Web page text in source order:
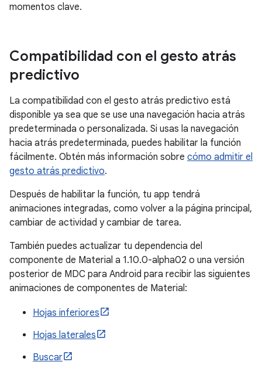
momentos clave.
Compatibilidad con el gesto atrás
predictivo
La compatibilidad con el gesto atrás predictivo está
disponible ya sea que se use una navegación hacia atrás
predeterminada o personalizada. Si usas la navegación
hacia atrás predeterminada, puedes habilitar la función
fácilmente. Obtén más información sobre cómo admitir el
gesto atrás predictivo.
Después de habilitar la función, tu app tendrá
animaciones integradas, como volver a la página principal,
cambiar de actividad y cambiar de tarea.
También puedes actualizar tu dependencia del
componente de Material a 1.10.0-alpha02 o una versión
posterior de MDC para Android para recibir las siguientes
animaciones de componentes de Material:
Hojas inferiores
Hojas laterales
Buscar